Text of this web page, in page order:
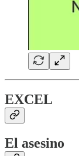
EXCEL
El asesino